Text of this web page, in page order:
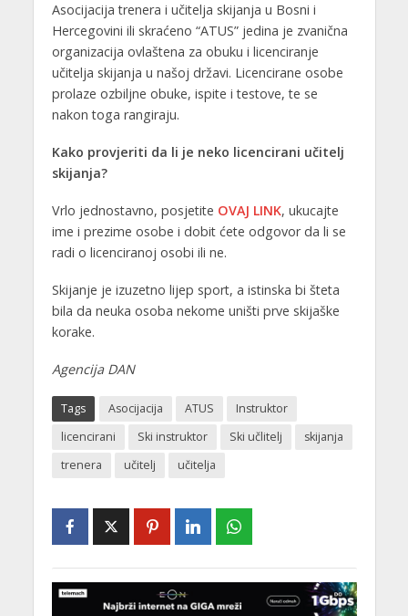
Asocijacija trenera i učitelja skijanja u Bosni i
Hercegovini ili skraćeno “ATUS” jedina je zvanična
organizacija ovlaštena za obuku i licenciranje
učitelja skijanja u našoj državi. Licencirane osobe
prolaze ozbiljne obuke, ispite i testove, te se
nakon toga rangiraju.
Kako provjeriti da li je neko licencirani učitelj
skijanja?
Vrlo jednostavno, posjetite OVAJ LINK, ukucajte
ime i prezime osobe i dobit ćete odgovor da li se
radi o licenciranoj osobi ili ne.
Skijanje je izuzetno lijep sport, a istinska bi šteta
bila da neuka osoba nekome uništi prve skijaške
korake.
Agencija DAN
Tags Asocijacija ATUS
Instruktor
licencirani
Ski instruktor Ski učlitelj
skijanja
trenera
učitelj učitelja